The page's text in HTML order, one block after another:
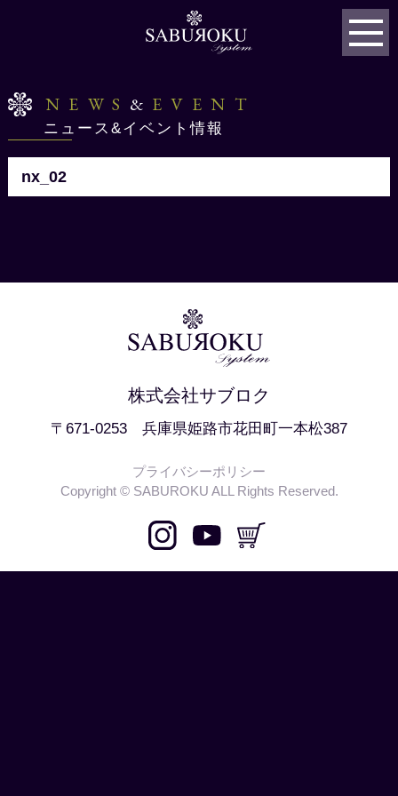
NEWS & EVENT
ニュース&イベント情報
nx_02
株式会社サブロク
〒671-0253 兵庫県姫路市花田町一本松387
プライバシーポリシー
Copyright © SABUROKU ALL Rights Reserved.